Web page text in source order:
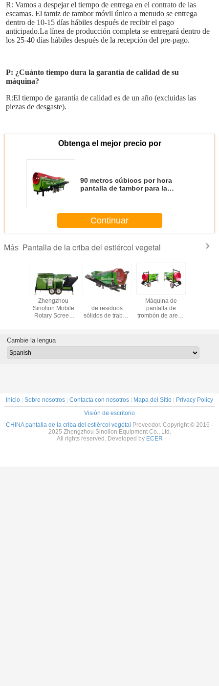
R: Vamos a despejar el tiempo de entrega en el contrato de las
escamas. El tamiz de tambor móvil único a menudo se entrega
dentro de 10-15 días hábiles después de recibir el pago
anticipado.La línea de producción completa se entregará dentro de
los 25-40 días hábiles después de la recepción del pre-pago.
P: ¿Cuánto tiempo dura la garantía de calidad de su
máquina?
R:El tiempo de garantía de calidad es de un año (excluidas las
piezas de desgaste).
Obtenga el mejor precio por
90 metros cúbicos por hora
pantalla de tambor para la
Continuar
Más Pantalla de la criba del estiércol vegetal
Sieta de tambor
de alta eficiencia
de separación
compost de la
capa superior del
filtrado de tambor
giratorio de acero
giratorio de
directo
Escríner de suelo
móvil Trommel
para la detección
fabricación
Cambie la lengua
Inicio Sobre nosotros Contacta con nosotros Mapa del Sitio
Privacy Policy
Visión de escritorio
CHINA pantalla de la criba del estiércol vegetal Proveedor. Copyright © 2016 -
2025 Zhengzhou Sinolion Equipment Co., Ltd.
All rights reserved. Developed by ECER